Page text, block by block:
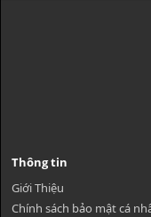
Thông tin
Giới Thiệu
Chính sách bảo mật cá